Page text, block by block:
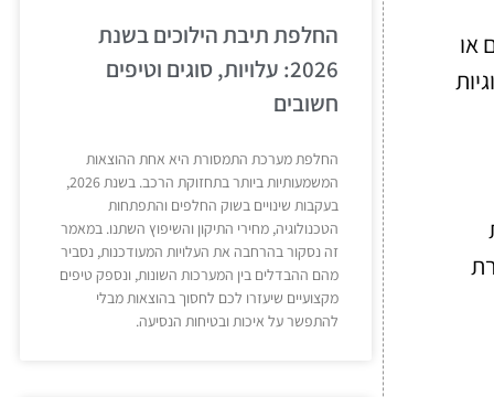
או
החלפת תיבת הילוכים בשנת
2026: עלויות, סוגים וטיפים
חשובים
החלפת מערכת התמסורת היא אחת ההוצאות
המשמעותיות ביותר בתחזוקת הרכב. בשנת 2026,
בעקבות שינויים בשוק החלפים והתפתחות
הטכנולוגיה, מחירי התיקון והשיפוץ השתנו. במאמר
זה נסקור בהרחבה את העלויות המעודכנות, נסביר
מהם ההבדלים בין המערכות השונות, ונספק טיפים
מקצועיים שיעזרו לכם לחסוך בהוצאות מבלי
להתפשר על איכות ובטיחות הנסיעה.